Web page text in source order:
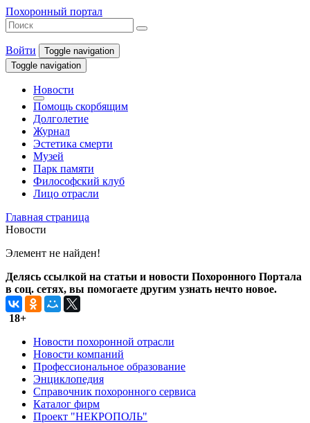
Похоронный портал
Войти
Toggle navigation
Toggle navigation
Новости
Помощь скорбящим
Долголетие
Журнал
Эстетика смерти
Музей
Парк памяти
Философский клуб
Лицо отрасли
Главная страница
Новости
Элемент не найден!
Делясь ссылкой на статьи и новости Похоронного Портала
в соц. сетях, вы помогаете другим узнать нечто новое.
18+
Новости похоронной отрасли
Новости компаний
Профессиональное образование
Энциклопедия
Справочник похоронного сервиса
Каталог фирм
Проект "НЕКРОПОЛЬ"